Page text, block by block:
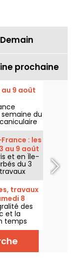
Demain
prochaine
9 août
du
baisser
et: les
au 9 août
et en Île-
du 3
travaux
8
des
et la
temps
et
les
avant de